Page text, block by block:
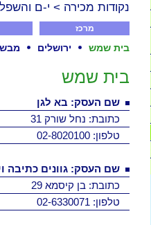
נקודות מכירה > י-ם
מרכז
בית שמש ירושלים
בית שמש
שם העסק: בא לגן
כתובת: נחל שורק 31
טלפון: 02-8020100
שם העסק: גוונים כתיבה
כתובת: בן קיסמא 29
טלפון: 02-6330071